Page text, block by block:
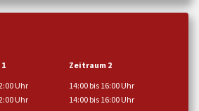
Zeitraum 2
Uhr
14:00 bis 16:00 Uhr
Uhr
14:00 bis 16:00 Uhr